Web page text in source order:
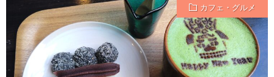
カフェ・グルメ